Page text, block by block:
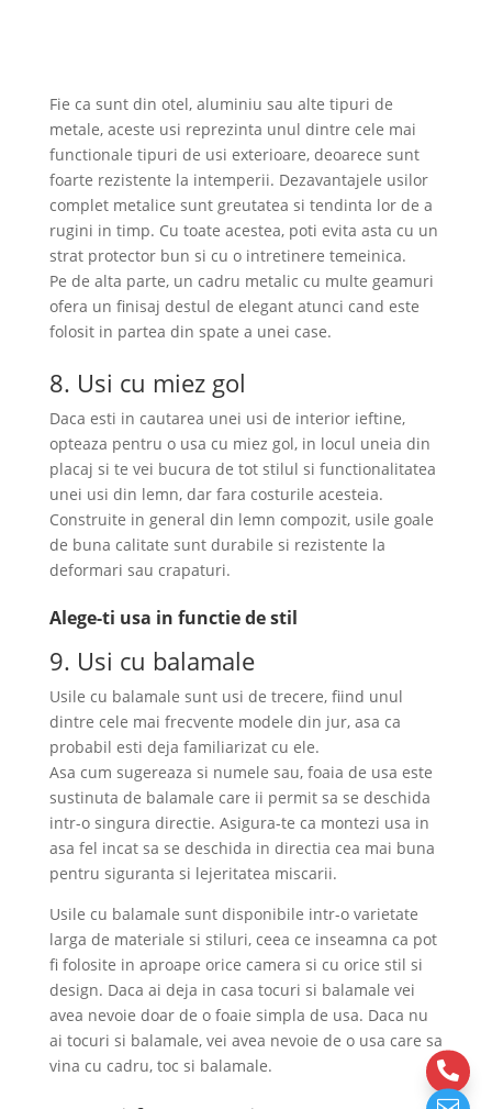
Fie ca sunt din otel, aluminiu sau alte tipuri de
metale, aceste usi reprezinta unul dintre cele mai
functionale tipuri de usi exterioare, deoarece sunt
foarte rezistente la intemperii. Dezavantajele usilor
complet metalice sunt greutatea si tendinta lor de a
rugini in timp. Cu toate acestea, poti evita asta cu un
strat protector bun si cu o intretinere temeinica.
Pe de alta parte, un cadru metalic cu multe geamuri
ofera un finisaj destul de elegant atunci cand este
folosit in partea din spate a unei case.
8. Usi cu miez gol
Daca esti in cautarea unei usi de interior ieftine,
opteaza pentru o usa cu miez gol, in locul uneia din
placaj si te vei bucura de tot stilul si functionalitatea
unei usi din lemn, dar fara costurile acesteia.
Construite in general din lemn compozit, usile goale
de buna calitate sunt durabile si rezistente la
deformari sau crapaturi.
Alege-ti usa in functie de stil
9. Usi cu balamale
Usile cu balamale sunt usi de trecere, fiind unul
dintre cele mai frecvente modele din jur, asa ca
probabil esti deja familiarizat cu ele.
Asa cum sugereaza si numele sau, foaia de usa este
sustinuta de balamale care ii permit sa se deschida
intr-o singura directie. Asigura-te ca montezi usa in
asa fel incat sa se deschida in directia cea mai buna
pentru siguranta si lejeritatea miscarii.
Usile cu balamale sunt disponibile intr-o varietate
larga de materiale si stiluri, ceea ce inseamna ca pot
fi folosite in aproape orice camera si cu orice stil si
design. Daca ai deja in casa tocuri si balamale vei
avea nevoie doar de o foaie simpla de usa. Daca nu
ai tocuri si balamale, vei avea nevoie de o usa care sa
vina cu cadru, toc si balamale.
